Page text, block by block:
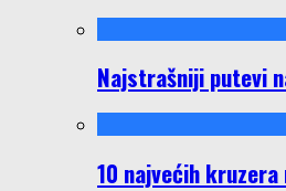
Najstrašniji putevi
10 najvećih